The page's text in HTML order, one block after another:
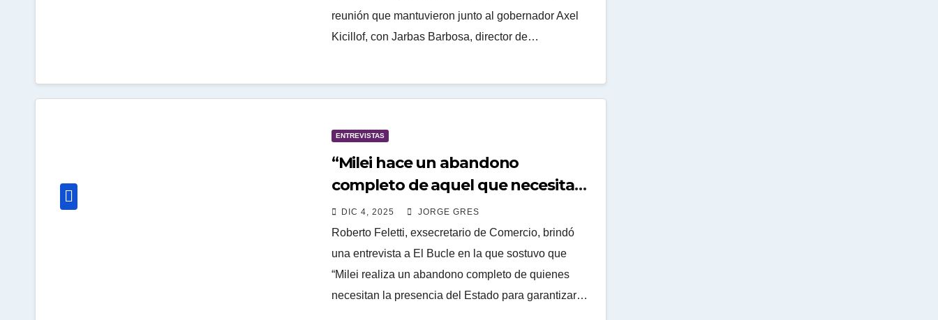
reunión que mantuvieron junto al gobernador Axel
Kicillof, con Jarbas Barbosa, director de…
ENTREVISTAS
“Milei hace un abandono
completo de aquel que necesita
de la presencia estatal para tener
bienestar”
DIC 4, 2025 JORGE GRES
Roberto Feletti, exsecretario de Comercio, brindó
una entrevista a El Bucle en la que sostuvo que
“Milei realiza un abandono completo de quienes
necesitan la presencia del Estado para garantizar…